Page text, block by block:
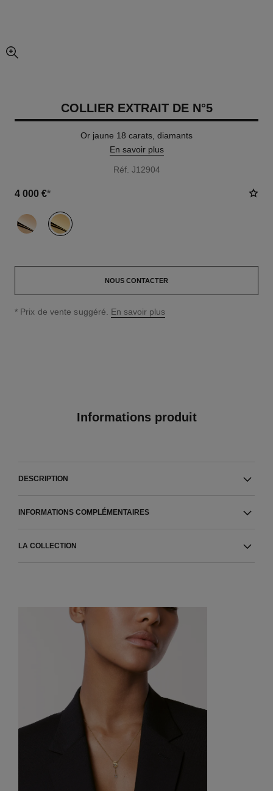
agrandissement
COLLIER EXTRAIT DE N°5
Or jaune 18 carats, diamants
En savoir plus
Réf. J12904
4 000 €*
variante (2)
NOUS CONTACTER
↩
* Prix de vente suggéré. En savoir plus
Informations produit
DESCRIPTION
INFORMATIONS COMPLÉMENTAIRES
LA COLLECTION